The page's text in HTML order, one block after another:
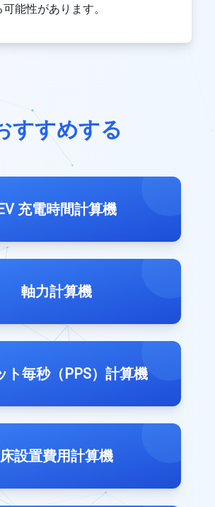
可能性があります。
すすめする
充電時間計算機
軸力計算機
ト毎秒（PPS）計算機
床設置費用計算機